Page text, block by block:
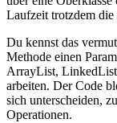
Laufzeit trotzdem die
Du kennst das
Methode einen
ArrayList, LinkedList
arbeiten. Der Code
sich unterscheiden,
Operationen.